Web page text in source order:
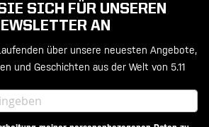
SICH FÜR UNSEREN
AN
über unsere neuesten Angebote,
und Geschichten aus der Welt von 5.11